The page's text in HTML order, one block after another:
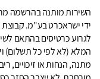
השירות מותנה בהרשמה
ידי ישראכרט בע"מ.
לגרוע כרטיסים בהתאם
המלא (לא לפי כל תשלום)
מתנה, הנחות או זיכויים,